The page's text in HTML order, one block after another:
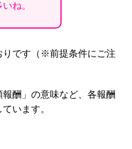
ね。
りです（※前提条件にご注
酬」の意味など、各報酬
います。